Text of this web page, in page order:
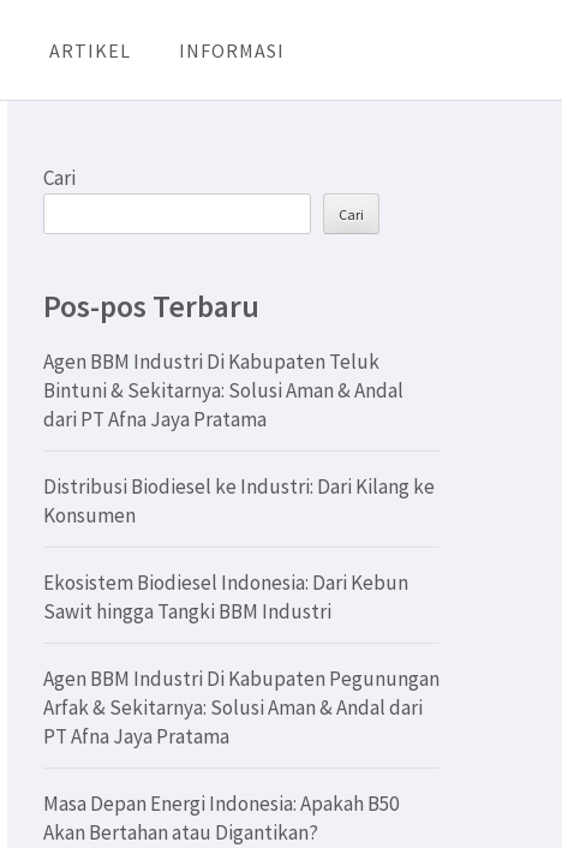
ARTIKEL INFORMASI
Cari
Cari
Pos-pos Terbaru
Agen BBM Industri Di Kabupaten Teluk
Bintuni & Sekitarnya: Solusi Aman & Andal
dari PT Afna Jaya Pratama
Distribusi Biodiesel ke Industri: Dari Kilang ke
Konsumen
Ekosistem Biodiesel Indonesia: Dari Kebun
Sawit hingga Tangki BBM Industri
Agen BBM Industri Di Kabupaten Pegunungan
Arfak & Sekitarnya: Solusi Aman & Andal dari
PT Afna Jaya Pratama
Masa Depan Energi Indonesia: Apakah B50
Akan Bertahan atau Digantikan?